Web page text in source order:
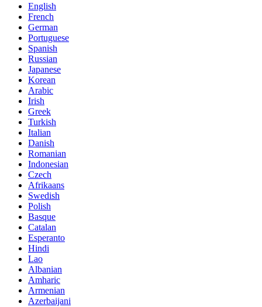
English
French
German
Portuguese
Spanish
Russian
Japanese
Korean
Arabic
Irish
Greek
Turkish
Italian
Danish
Romanian
Indonesian
Czech
Afrikaans
Swedish
Polish
Basque
Catalan
Esperanto
Hindi
Lao
Albanian
Amharic
Armenian
Azerbaijani